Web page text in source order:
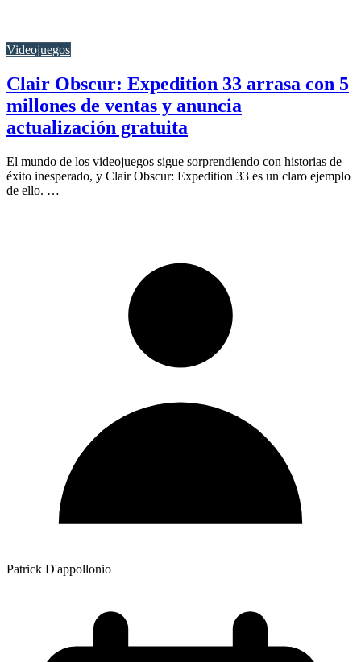
Videojuegos
Clair Obscur: Expedition 33 arrasa con 5
millones de ventas y anuncia
actualización gratuita
El mundo de los videojuegos sigue sorprendiendo con historias de
éxito inesperado, y Clair Obscur: Expedition 33 es un claro ejemplo
de ello. …
Patrick D'appollonio